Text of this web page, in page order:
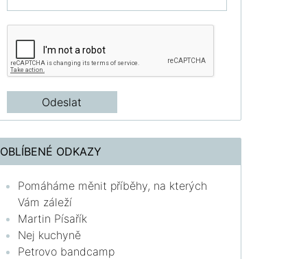
OBLÍBENÉ ODKAZY
Pomáháme měnit příběhy, na kterých
Vám záleží
Martin Písařík
Nej kuchyně
Petrovo bandcamp